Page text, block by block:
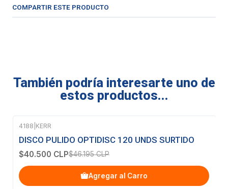
COMPARTIR ESTE PRODUCTO
También podría interesarte uno de
estos productos...
-12%OFF
4188 KERR
DISCO PULIDO OPTIDISC 120 UNDS SURTIDO
$40.500 CLP$46.195 CLP
Agregar al Carro